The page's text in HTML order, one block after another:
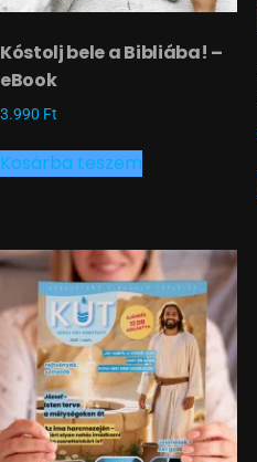
Kóstolj bele a Bibliába! –
eBook
3.990 Ft
Kosárba teszem